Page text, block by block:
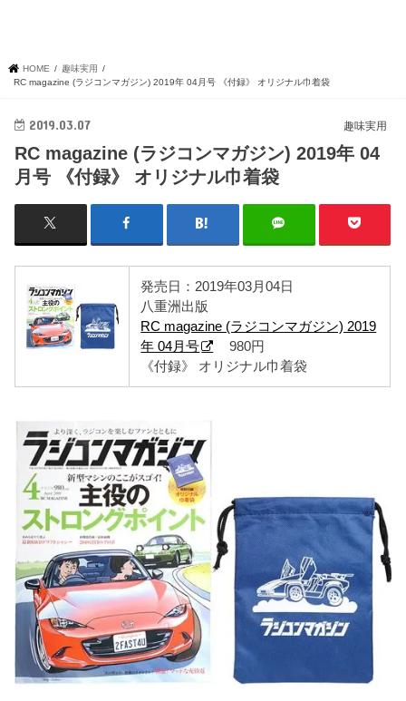
HOME
趣味実用
RC magazine (ラジコンマガジン) 2019年 04月号 《付録》 オリジナル巾着袋
趣味実用
2019.03.07
RC magazine (ラジコンマガジン) 2019年 04
月号 《付録》 オリジナル巾着袋
発売日：2019年03月04日
八重洲出版
RC magazine (ラジコンマガジン) 2019
年 04月号
980円
《付録》 オリジナル巾着袋